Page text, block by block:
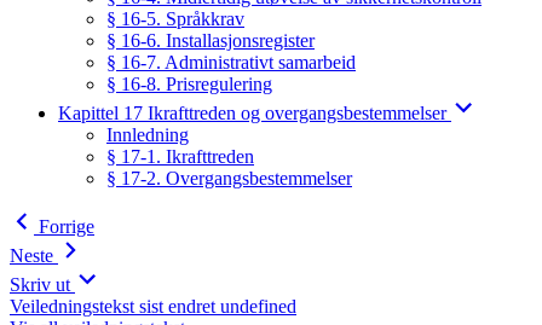
§ 16-5. Språkkrav
§ 16-6. Installasjonsregister
§ 16-7. Administrativt samarbeid
§ 16-8. Prisregulering
Kapittel 17 Ikrafttreden og overgangsbestemmelser
Innledning
§ 17-1. Ikrafttreden
§ 17-2. Overgangsbestemmelser
Forrige
Neste
Skriv ut
Veiledningstekst sist endret undefined